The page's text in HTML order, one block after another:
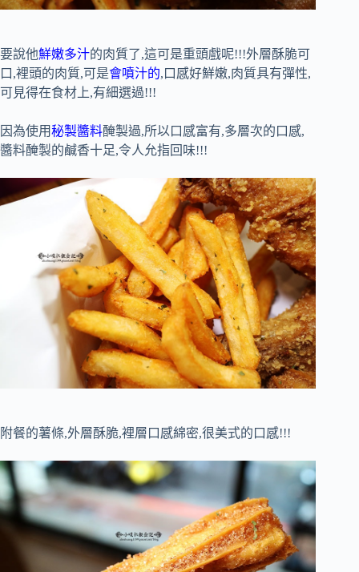
要說他鮮嫩多汁的肉質了,這可是重頭戲呢!!!外層酥脆可
口,裡頭的肉質,可是會噴汁的,口感好鮮嫩,肉質具有彈性,
可見得在食材上,有細選過!!!
因為使用秘製醬料醃製過,所以口感富有,多層次的口感,
醬料醃製的鹹香十足,令人允指回味!!!
附餐的薯條,外層酥脆,裡層口感綿密,很美式的口感!!!